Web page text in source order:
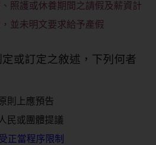
照護或休養期間之請假及薪資計
並未明文要求給予產假
或訂定之敘述，下列何者
則上應預告
民或團體提議
正當程序限制